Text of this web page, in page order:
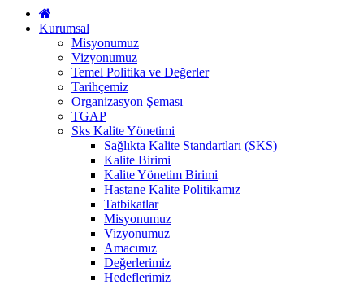
Kurumsal
Misyonumuz
Vizyonumuz
Temel Politika ve Değerler
Tarihçemiz
Organizasyon Şeması
TGAP
Sks Kalite Yönetimi
Sağlıkta Kalite Standartları (SKS)
Kalite Birimi
Kalite Yönetim Birimi
Hastane Kalite Politikamız
Tatbikatlar
Misyonumuz
Vizyonumuz
Amacımız
Değerlerimiz
Hedeflerimiz